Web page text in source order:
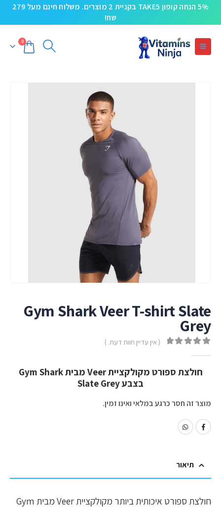
5% הנחה קופון TAKE5 בקניית 2 מוצרים. משלוח חינם מעל 279
שח!
0
Gym Shark Veer T-shirt Slate
Grey
( אין עדיין חוות דעת. )
חולצת ספורט מקולקציית Veer מבית Gym Shark
בצבע Slate Grey
מוצר זה חסר כרגע במלאי ואינו זמין.
תיאור
חולצת ספורט איכותית ביותר מקולקציית Veer מבית Gym